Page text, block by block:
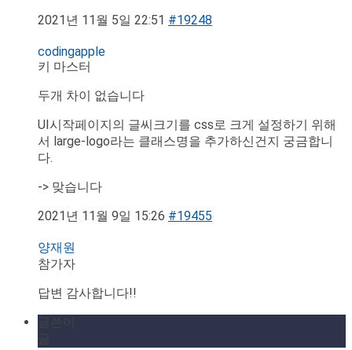
2021년 11월 5일 22:51 #19248
codingapple
키 마스터
두개 차이 없습니다
UI시작페이지의 글씨크기를 css로 크게 설정하기 위해
서 large-logo라는 클래스명을 추가하신건지 궁금합니
다.
-> 맞습니다
2021년 11월 9일 15:26 #19455
양재원
참가자
답변 감사합니다!!